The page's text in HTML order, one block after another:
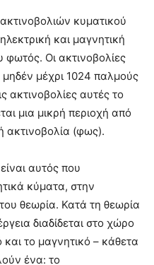
κυματικού
και μαγνητική
φωτός. Οι ακτινοβολίες
μέχρι 1024 παλμούς
ακτινοβολίες αυτές το
μια μικρή περιοχή από
ακτινοβολία (φως).
αυτός που
κύματα, στην
θεωρία. Κατά τη θεωρία
διαδίδεται στο χώρο
το μαγνητικό – κάθετα
ένα: το